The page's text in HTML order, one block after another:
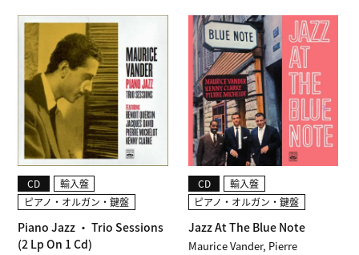
Piano Jazz ・ Trio Sessions
(2 Lp On 1 Cd)
CD
輸入盤
ピアノ・オルガン・鍵盤
Maurice Vander, Pierre
Jazz At The Blue Note
CD
輸入盤
ピアノ・オルガン・鍵盤